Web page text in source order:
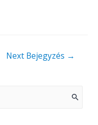
Next Bejegyzés →